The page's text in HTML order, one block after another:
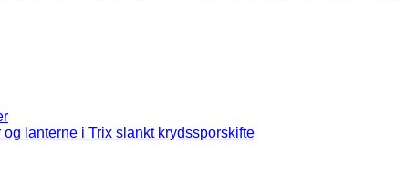
og lanterne i Trix slankt krydssporskifte